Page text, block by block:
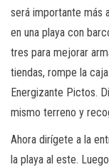
será importante más
en una playa con
tres para mejorar
tiendas, rompe la
Energizante Pictos.
mismo terreno y
Ahora dirígete a la
la playa al este.